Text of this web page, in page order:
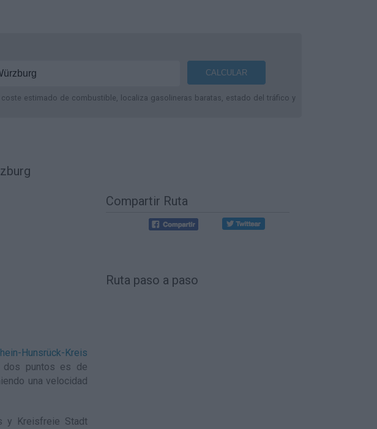
estimado de combustible, localiza gasolineras baratas, estado del tráfico y
Hunsrück-Kreis
dos puntos es de
una velocidad
y Kreisfreie Stadt
Compartir Ruta
Ruta paso a paso